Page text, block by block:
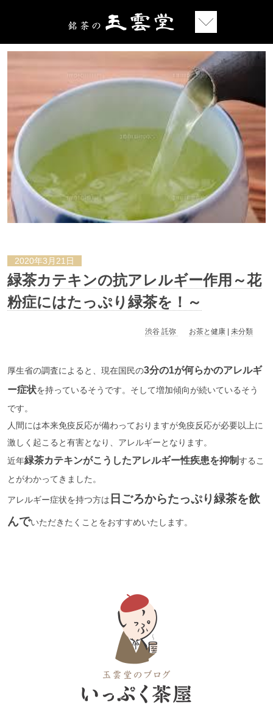
2020年3月21日
緑茶カテキンの抗アレルギー作用～花
粉症にはたっぷり緑茶を！～
渋谷 託弥 お茶と健康 未分類
厚生省の調査によると、現在国民の3分の1が何らかのアレルギ
ー症状を持っているそうです。そして増加傾向が続いているそう
です。
人間には本来免疫反応が備わっておりますが免疫反応が必要以上に
激しく起こると有害となり、アレルギーとなります。
近年緑茶カテキンがこうしたアレルギー性疾患を抑制するこ
とがわかってきました。
アレルギー症状を持つ方は 日ごろからたっぷり緑茶を飲
んでいただきたくことをおすすめいたします。